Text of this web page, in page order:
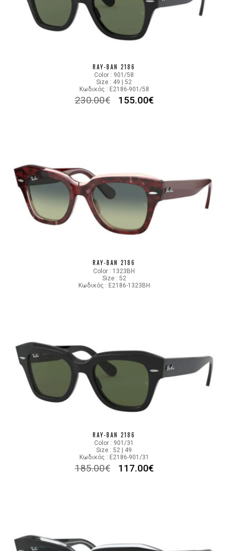
RAY-BAN 2186
Color : 901/58
Size : 49 | 52
Κωδικός : E2186-901/58
230.00€ 155.00€
RAY-BAN 2186
Color : 1323BH
Size : 52
Κωδικός : E2186-1323BH
RAY-BAN 2186
Color : 901/31
Size : 52 | 49
Κωδικός : E2186-901/31
185.00€ 117.00€